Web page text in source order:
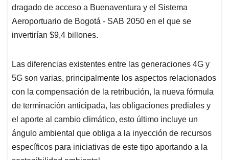
dragado de acceso a Buenaventura y el Sistema
Aeroportuario de Bogotá - SAB 2050 en el que se
invertirían $9,4 billones.
Las diferencias existentes entre las generaciones 4G y
5G son varias, principalmente los aspectos relacionados
con la compensación de la retribución, la nueva fórmula
de terminación anticipada, las obligaciones prediales y
el aporte al cambio climático, esto último incluye un
ángulo ambiental que obliga a la inyección de recursos
específicos para iniciativas de este tipo aportando a la